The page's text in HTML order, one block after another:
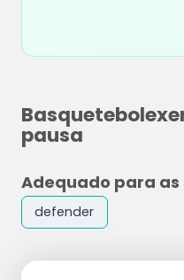
pausa
Adequado para
defender